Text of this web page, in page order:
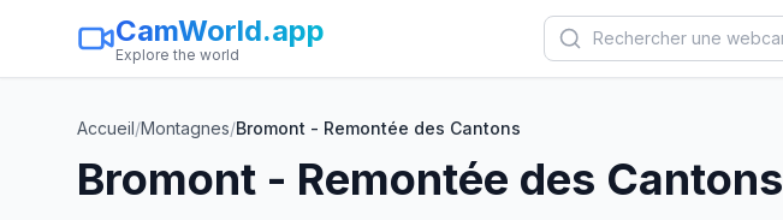
CamWorld.app
Explore the world
Accueil/Montagnes/Bromont - Remontée des Cantons
Bromont - Remontée des Cantons